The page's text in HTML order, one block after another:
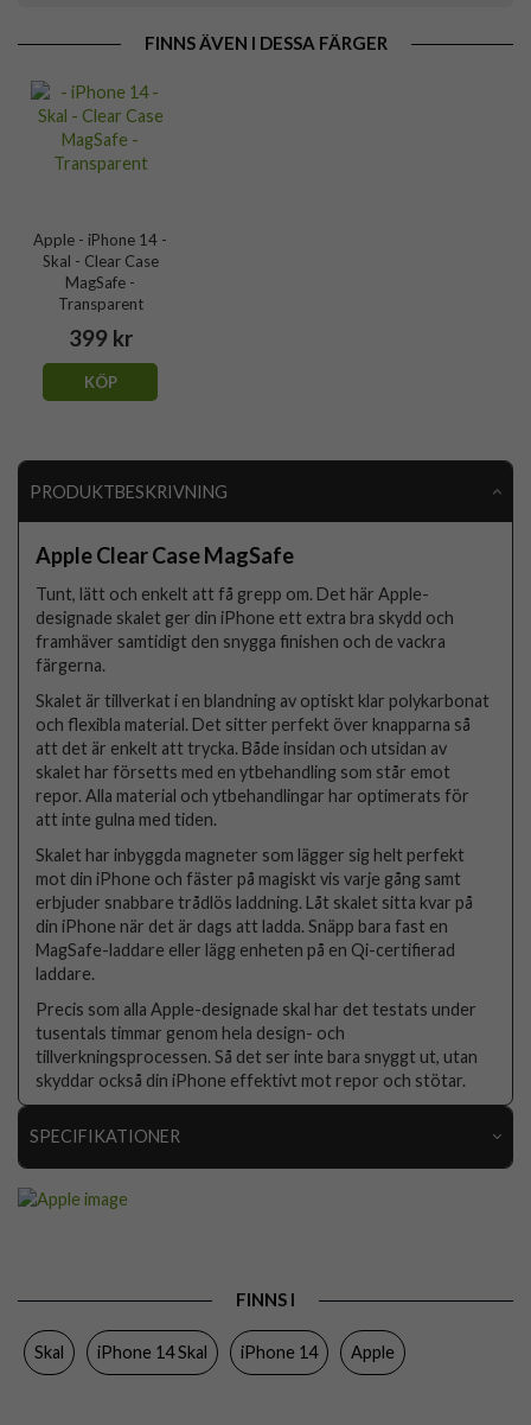
FINNS ÄVEN I DESSA FÄRGER
Apple - iPhone 14 -
Skal - Clear Case
MagSafe -
Transparent
399 kr
KÖP
PRODUKTBESKRIVNING
Apple Clear Case MagSafe
Tunt, lätt och enkelt att få grepp om. Det här Apple-
designade skalet ger din iPhone ett extra bra skydd och
framhäver samtidigt den snygga finishen och de vackra
färgerna.
Skalet är tillverkat i en blandning av optiskt klar polykarbonat
och flexibla material. Det sitter perfekt över knapparna så
att det är enkelt att trycka. Både insidan och utsidan av
skalet har försetts med en ytbehandling som står emot
repor. Alla material och ytbehandlingar har optimerats för
att inte gulna med tiden.
Skalet har inbyggda magneter som lägger sig helt perfekt
mot din iPhone och fäster på magiskt vis varje gång samt
erbjuder snabbare trådlös laddning. Låt skalet sitta kvar på
din iPhone när det är dags att ladda. Snäpp bara fast en
MagSafe-laddare eller lägg enheten på en Qi-certifierad
laddare.
Precis som alla Apple-designade skal har det testats under
tusentals timmar genom hela design- och
tillverkningsprocessen. Så det ser inte bara snyggt ut, utan
skyddar också din iPhone effektivt mot repor och stötar.
SPECIFIKATIONER
Färg Genomskinlig
FINNS I
Skal iPhone 14 Skal iPhone 14 Apple